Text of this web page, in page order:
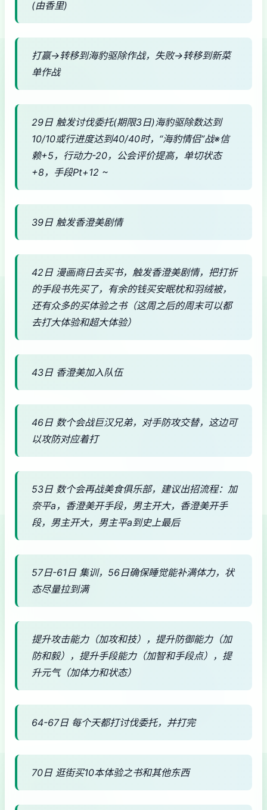
(由香里)
打赢→转移到海豹驱除作战，失败→转移到新菜
单作战
29日 触发讨伐委托(期限3日)海豹驱除数达到
10/10或行进度达到40/40时，“海豹情侣”战※信
赖+5，行动力-20，公会评价提高，单切状态
+8，手段Pt+12 ~
39日 触发香澄美剧情
42日 漫画商日去买书，触发香澄美剧情，把打折
的手段书先买了，有余的钱买安眠枕和羽绒被，
还有众多的买体验之书（这周之后的周末可以都
去打大体验和超大体验）
43日 香澄美加入队伍
46日 数个会战巨汉兄弟，对手防攻交替，这边可
以攻防对应着打
53日 数个会再战美食俱乐部，建议出招流程：加
奈平a，香澄美开手段，男主开大，香澄美开手
段，男主开大，男主平a到史上最后
57日-61日 集训，56日确保睡觉能补满体力，状
态尽量拉到满
提升攻击能力（加攻和技），提升防御能力（加
防和毅），提升手段能力（加智和手段点），提
升元气（加体力和状态）
64-67日 每个天都打讨伐委托，并打完
70日 逛街买10本体验之书和其他东西